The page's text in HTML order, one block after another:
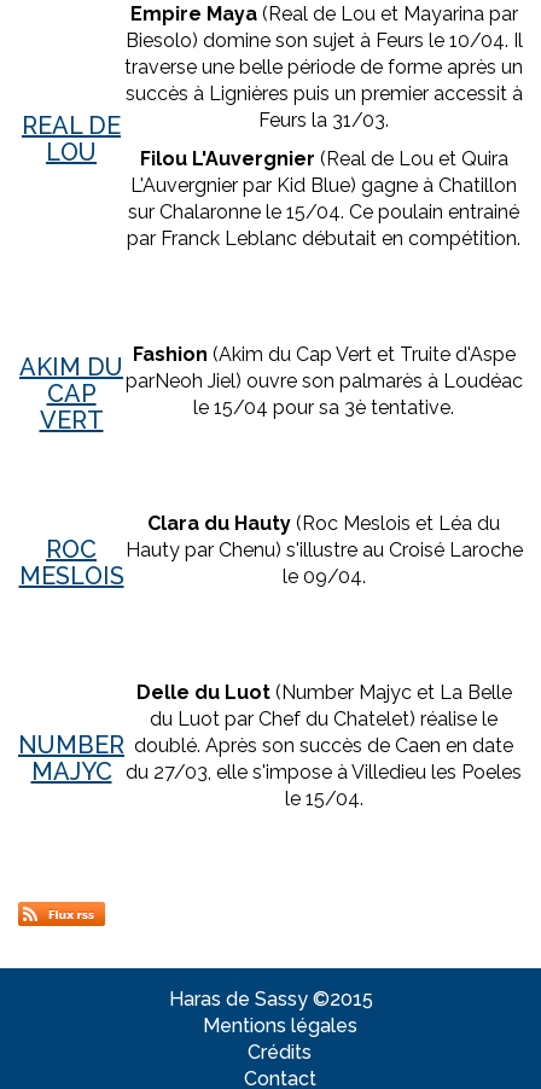
REAL DE
LOU
Empire Maya(Real de Lou et Mayarina par
Biesolo) domine son sujet à Feurs le 10/04. Il
traverse une belle période de forme après un
succès à Lignières puis un premier accessit à
Feurs la 31/03.
Filou L'Auvergnier (Real de Lou et Quira
L'Auvergnier par Kid Blue) gagne à Chatillon
sur Chalaronne le 15/04. Ce poulain entrainé
par Franck Leblanc débutait en compétition.
AKIM DU
CAP
VERT
Fashion (Akim du Cap Vert et Truite d'Aspe
parNeoh Jiel) ouvre son palmarès à Loudéac
le 15/04 pour sa 3è tentative.
ROC
MESLOIS
Clara du Hauty (Roc Meslois et Léa du
Hauty par Chenu) s'illustre au Croisé Laroche
le 09/04.
NUMBER
MAJYC
Delle du Luot(Number Majyc et La Belle
du Luot par Chef du Chatelet) réalise le
doublé. Après son succès de Caen en date
du 27/03, elle s'impose à Villedieu les Poeles
le 15/04.
Haras de Sassy ©2015
Mentions légales
Crédits
Contact